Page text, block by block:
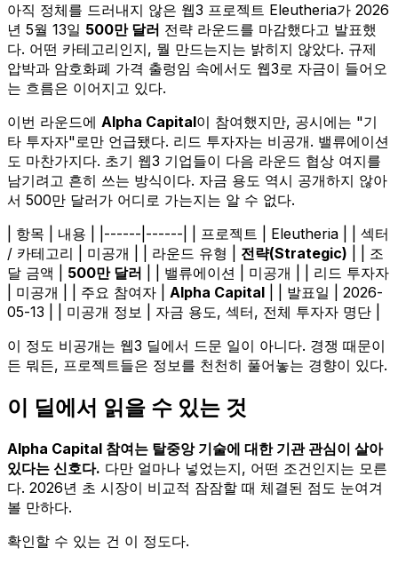
아직 정체를 드러내지 않은 웹3 프로젝트 Eleutheria가 2026
년 5월 13일 500만 달러 전략 라운드를 마감했다고 발표했
다. 어떤 카테고리인지, 뭘 만드는지는 밝히지 않았다. 규제
압박과 암호화폐 가격 출렁임 속에서도 웹3로 자금이 들어오
는 흐름은 이어지고 있다.
이번 라운드에 Alpha Capital이 참여했지만, 공시에는 "기
타 투자자"로만 언급됐다. 리드 투자자는 비공개. 밸류에이션
도 마찬가지다. 초기 웹3 기업들이 다음 라운드 협상 여지를
남기려고 흔히 쓰는 방식이다. 자금 용도 역시 공개하지 않아
서 500만 달러가 어디로 가는지는 알 수 없다.
| 항목 | 내용 | |------|------| | 프로젝트 | Eleutheria | | 섹터
/ 카테고리 | 미공개 | | 라운드 유형 | 전략(Strategic) | | 조
달 금액 | 500만 달러 | | 밸류에이션 | 미공개 | | 리드 투자자
| 미공개 | | 주요 참여자 | Alpha Capital | | 발표일 | 2026-
05-13 | | 미공개 정보 | 자금 용도, 섹터, 전체 투자자 명단 |
이 정도 비공개는 웹3 딜에서 드문 일이 아니다. 경쟁 때문이
든 뭐든, 프로젝트들은 정보를 천천히 풀어놓는 경향이 있다.
이 딜에서 읽을 수 있는 것
Alpha Capital 참여는 탈중앙 기술에 대한 기관 관심이 살아
있다는 신호다. 다만 얼마나 넣었는지, 어떤 조건인지는 모른
다. 2026년 초 시장이 비교적 잠잠할 때 체결된 점도 눈여겨
볼 만하다.
확인할 수 있는 건 이 정도다.